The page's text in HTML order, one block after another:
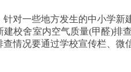
对一些地方发生的中小学
校舍室内空气质量(甲醛)排
情况要通过学校宣传栏、微